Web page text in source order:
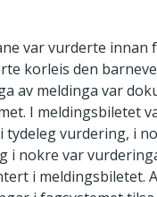
var vurderte innan
korleis den
av meldinga var
I meldingsbiletet
tydeleg vurdering, i
i nokre var
i meldingsbiletet.